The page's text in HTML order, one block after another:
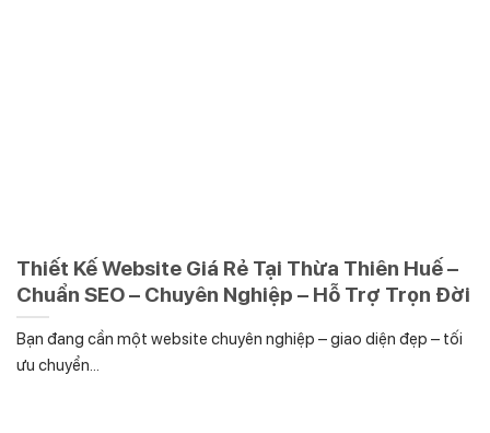
Thiết Kế Website Giá Rẻ Tại Thừa Thiên Huế –
Chuẩn SEO – Chuyên Nghiệp – Hỗ Trợ Trọn Đời
Bạn đang cần một website chuyên nghiệp – giao diện đẹp – tối
ưu chuyển...